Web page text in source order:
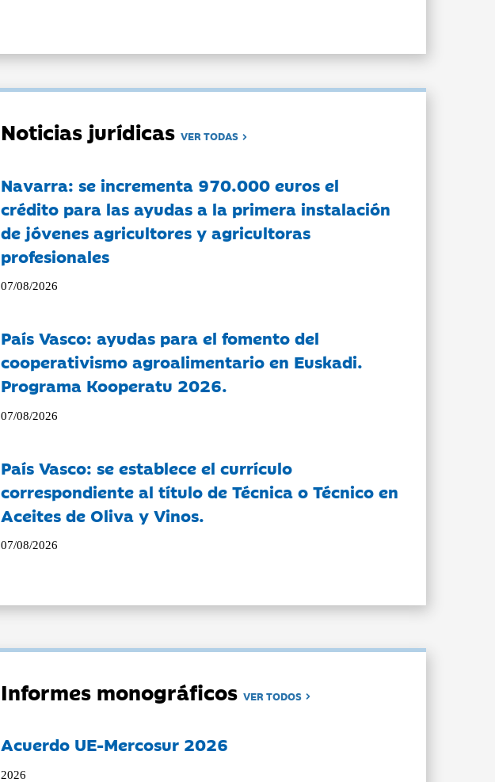
Noticias jurídicasVER TODAS
Navarra: se incrementa 970.000 euros el
crédito para las ayudas a la primera instalación
de jóvenes agricultores y agricultoras
profesionales
07/08/2026
País Vasco: ayudas para el fomento del
cooperativismo agroalimentario en Euskadi.
Programa Kooperatu 2026.
07/08/2026
País Vasco: se establece el currículo
correspondiente al título de Técnica o Técnico en
Aceites de Oliva y Vinos.
07/08/2026
Informes monográficosVER TODOS
Acuerdo UE-Mercosur 2026
2026